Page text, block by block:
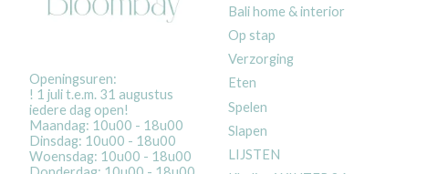
Openingsuren:
! 1 juli t.e.m. 31 augustus
iedere dag open!
Maandag: 10u00 - 18u00
Dinsdag: 10u00 - 18u00
Woensdag: 10u00 - 18u00
Bali home & interior
Op stap
Verzorging
Eten
Spelen
Slapen
LIJSTEN